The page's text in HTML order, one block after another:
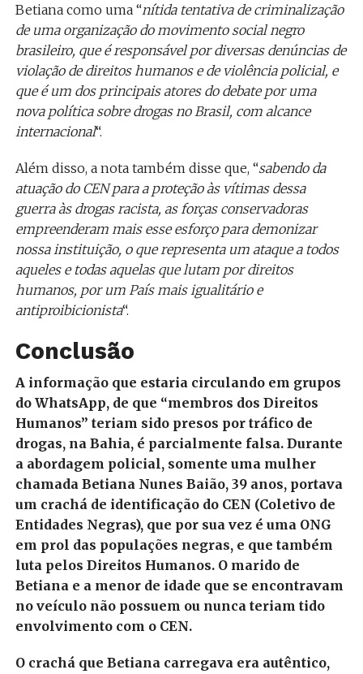
Betiana como uma “nítida tentativa de criminalização
de uma organização do movimento social negro
brasileiro, que é responsável por diversas denúncias de
violação de direitos humanos e de violência policial, e
que é um dos principais atores do debate por uma
nova política sobre drogas no Brasil, com alcance
internacional“.
Além disso, a nota também disse que, “sabendo da
atuação do CEN para a proteção às vítimas dessa
guerra às drogas racista, as forças conservadoras
empreenderam mais esse esforço para demonizar
nossa instituição, o que representa um ataque a todos
aqueles e todas aquelas que lutam por direitos
humanos, por um País mais igualitário e
antiproibicionista“.
Conclusão
A informação que estaria circulando em grupos
do WhatsApp, de que “membros dos Direitos
Humanos” teriam sido presos por tráfico de
drogas, na Bahia, é parcialmente falsa. Durante
a abordagem policial, somente uma mulher
chamada Betiana Nunes Baião, 39 anos, portava
um crachá de identificação do CEN (Coletivo de
Entidades Negras), que por sua vez é uma ONG
em prol das populações negras, e que também
luta pelos Direitos Humanos. O marido de
Betiana e a menor de idade que se encontravam
no veículo não possuem ou nunca teriam tido
envolvimento com o CEN.
O crachá que Betiana carregava era autêntico,